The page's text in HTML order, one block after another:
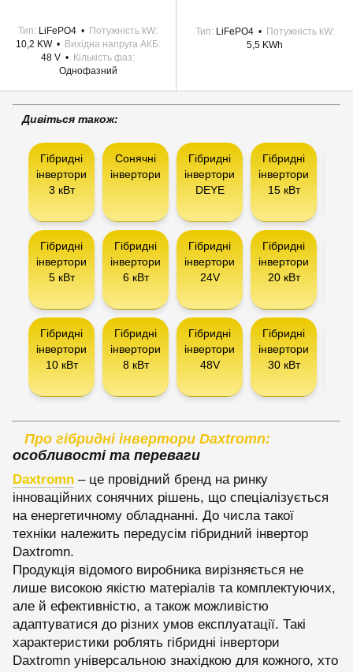
Тип LiFePO4
Потужність kW
10,2 KW
Вихідна напруга АКБ
48 V
Кількість фаз
Однофазний
Тип LiFePO4
Потужність kW
5,5 KWh
Дивіться також:
Гібридні
інвертори
3 кВт
Сонячні
інвертори
Гібридні
інвертори
DEYE
Гібридні
інвертори
15 кВт
Гібридні
інвертори
5 кВт
Гібридні
інвертори
6 кВт
Гібридні
інвертори
24V
Гібридні
інвертори
20 кВт
Гібридні
інвертори
10 кВт
Гібридні
інвертори
8 кВт
Гібридні
інвертори
48V
Гібридні
інвертори
30 кВт
Про гібридні інвертори Daxtromn:
особливості та переваги
Daxtromn – це провідний бренд на ринку
інноваційних сонячних рішень, що спеціалізується
на енергетичному обладнанні. До числа такої
техніки належить передусім гібридний інвертор
Daxtromn.
Продукція відомого виробника вирізняється не
лише високою якістю матеріалів та комплектуючих,
але й ефективністю, а також можливістю
адаптуватися до різних умов експлуатації. Такі
характеристики роблять гібридні інвертори
Daxtromn універсальною знахідкою для кожного, хто